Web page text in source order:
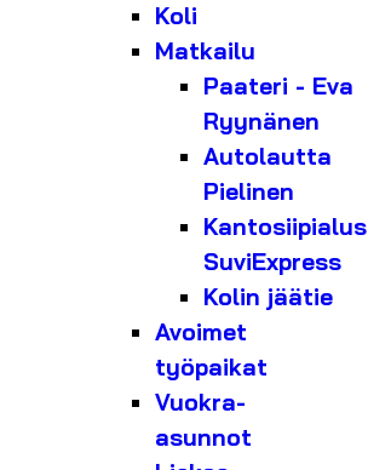
Koli
Matkailu
Paateri - Eva
Ryynänen
Autolautta
Pielinen
Kantosiipialus
SuviExpress
Kolin jäätie
Avoimet
työpaikat
Vuokra-
asunnot